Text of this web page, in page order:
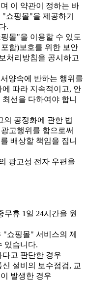
이 약관이 정하는 바
쇼핑몰"을 제공하기
.
몰"을 이용할 수 있도
함)보호를 위한 보안
처리방침을 공시하고
양속에 반하는 행위를
따라 지속적이고, 안
선을 다하여야 합니
의 공정화에 관한 법
고행위를 함으로써
배상할 책임을 집니
광고성 전자 우편을
휴 1일 24시간을 원
쇼핑몰" 서비스의 제
있습니다.
고 판단한 경우
설비의 보수점검, 교
발생한 경우